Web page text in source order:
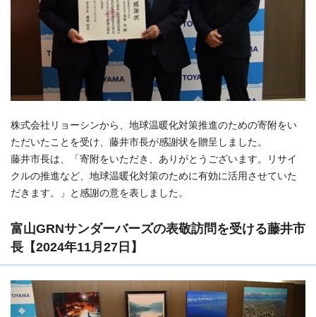
株式会社リョーシンから、地球温暖化対策推進のための寄附をい
ただいたことを受け、藤井市長が感謝状を贈呈しました。
藤井市長は、「寄附をいただき、ありがとうございます。リサイ
クルの推進など、地球温暖化対策のために有効に活用させていた
だきます。」と感謝の意を表しました。
富山GRNサンダーバーズの表敬訪問を受ける藤井市
長【2024年11月27日】